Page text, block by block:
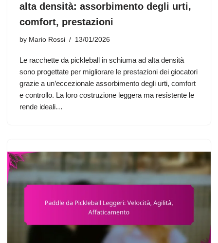
alta densità: assorbimento degli urti,
comfort, prestazioni
by Mario Rossi 13/01/2026
Le racchette da pickleball in schiuma ad alta densità
sono progettate per migliorare le prestazioni dei giocatori
grazie a un’eccezionale assorbimento degli urti, comfort
e controllo. La loro costruzione leggera ma resistente le
rende ideali…